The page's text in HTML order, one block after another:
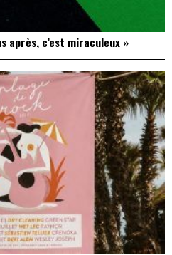
après, c’est miraculeux »